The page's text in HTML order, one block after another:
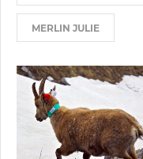
MERLIN JULIE